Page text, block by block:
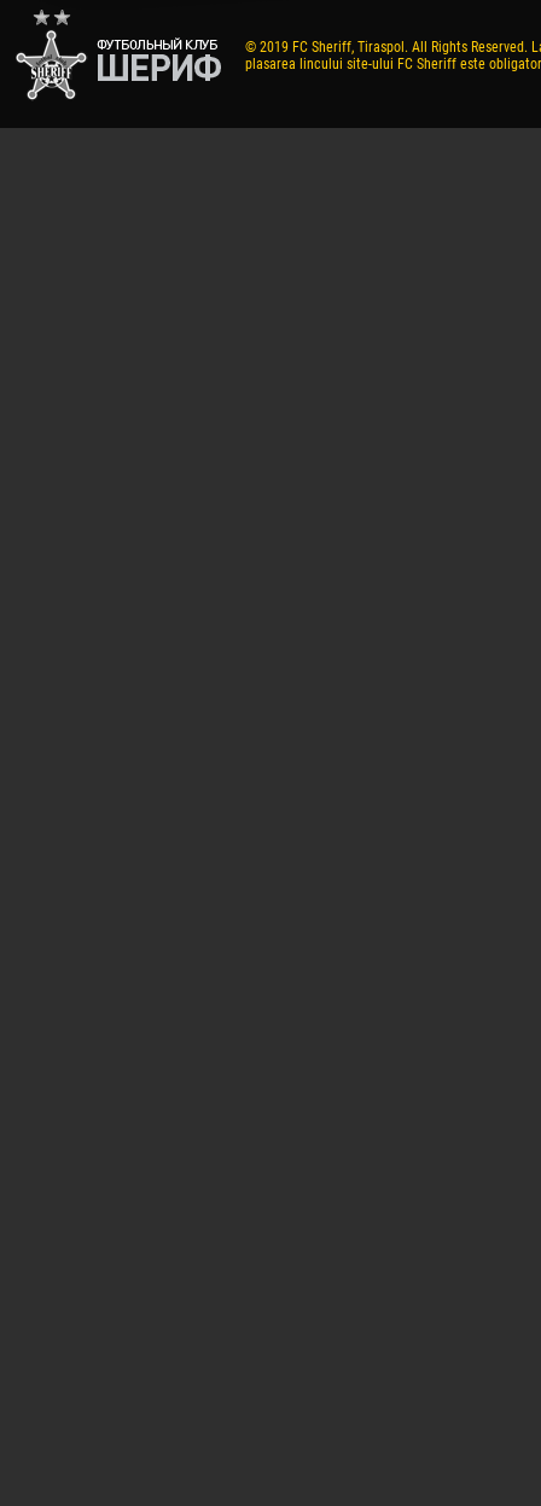
© 2019 FC Sheriff, Tiraspol. All Rights
plasarea lincului site-ului FC Sheriff este